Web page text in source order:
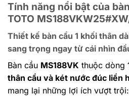
Tính năng nổi bật của
TOTO
Thiết kế bàn cầu 1 khối thân
sang trọng ngay từ cái nhìn
Bàn cầu MS188VK thuộc dòng
thân cầu và két nước đúc liền
mang lại những lợi ích vượt trội: